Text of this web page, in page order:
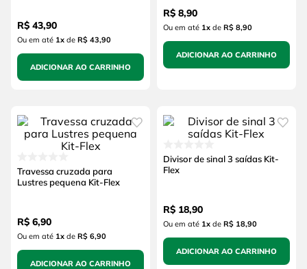
R$ 43,90
Ou em até 1xde R$ 43,90
ADICIONAR AO CARRINHO
R$ 8,90
Ou em até 1xde R$ 8,90
ADICIONAR AO CARRINHO
Travessa cruzada para
Lustres pequena Kit-Flex
R$ 6,90
Ou em até 1xde R$ 6,90
ADICIONAR AO CARRINHO
Divisor de sinal 3 saídas Kit-
Flex
R$ 18,90
Ou em até 1xde R$ 18,90
ADICIONAR AO CARRINHO